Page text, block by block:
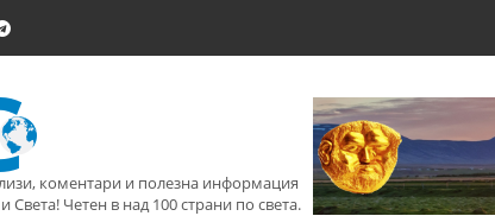
коментари и полезна информация
Света! Четен в над 100 страни по света.